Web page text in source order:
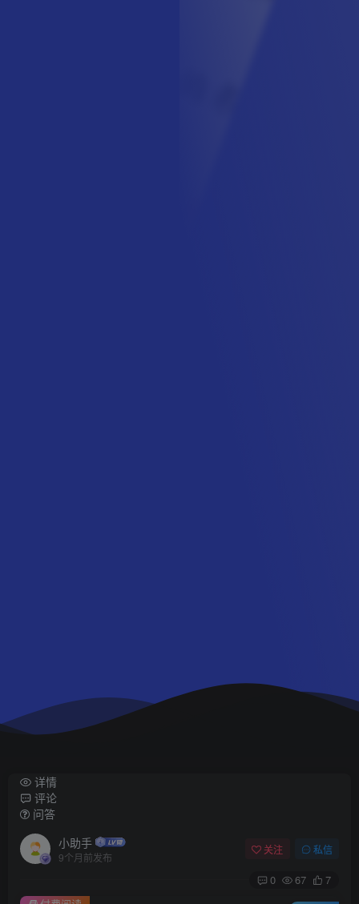
详情
评论
问答
小助手
9个月前发布
关注 私信
0 67
7